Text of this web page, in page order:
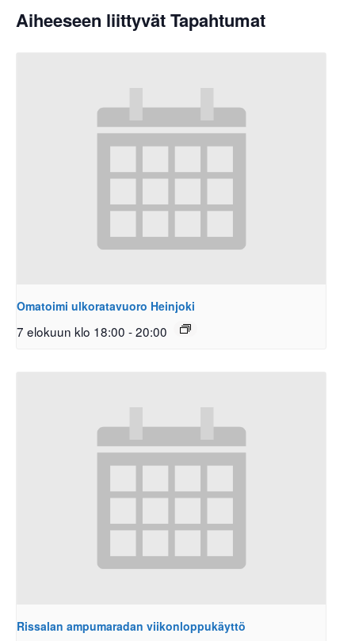
Aiheeseen liittyvät Tapahtumat
Omatoimi ulkoratavuoro Heinjoki
7 elokuun klo 18:00 -20:00
Rissalan ampumaradan viikonloppukäyttö